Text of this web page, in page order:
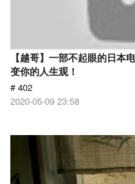
【越哥】一部不起眼的日本
变你的人生观！
# 402
2020-05-09 23:58